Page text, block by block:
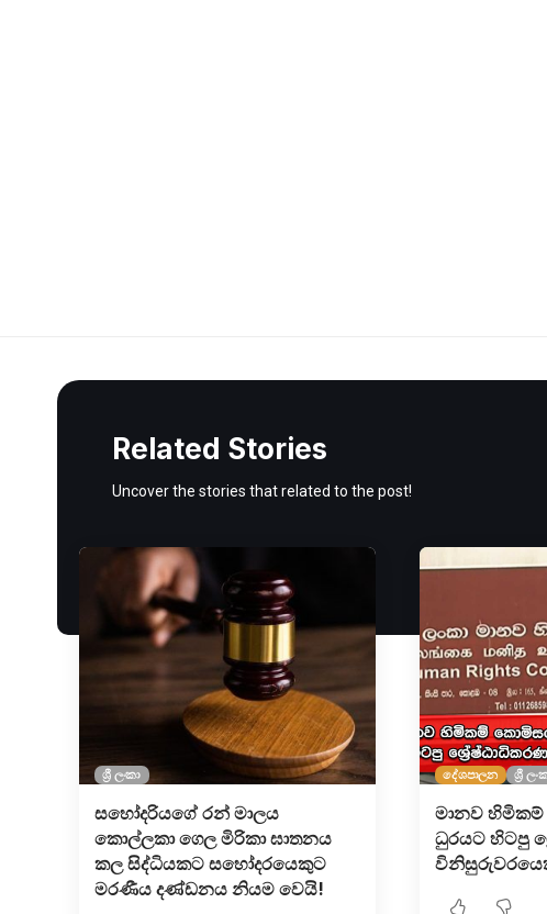
Related Stories
Uncover the stories that related to the post!
ශ්‍රී ලංකා
සහෝදරියගේ රන් මාලය
කොල්ලකා ගෙල මිරිකා ඝාතනය
කල සිද්ධියකට සහෝදරයෙකුට
මරණීය දණ්ඩනය නියම වෙයි!
දේශපාලන ශ්‍රී
මානව
ධුරයට හිටපු